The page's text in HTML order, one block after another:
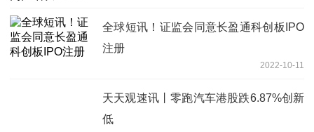
全球短讯！证监会同意长盈通科创板IPO
注册
2022-10-11
天天观速讯丨零跑汽车港股跌6.87%创新
低